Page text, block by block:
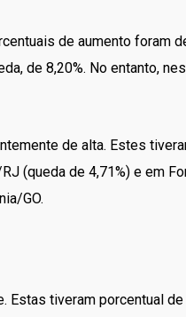
de aumento foram
de 8,20%. No entanto,
de alta. Estes
(queda de 4,71%) e em
GO.
tiveram porcentual de